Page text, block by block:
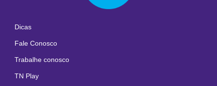
Dicas
Fale Conosco
Trabalhe conosco
TN Play